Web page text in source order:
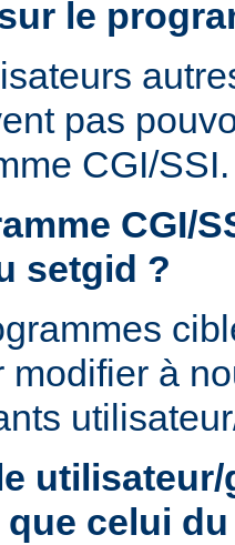
le
pas
CGI/SSI.
CGI/
setgid ?
modifier à
que celui